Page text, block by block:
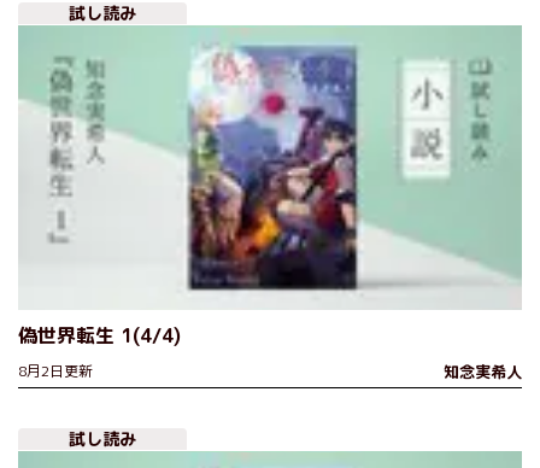
試し読み
偽世界転生 1(4/4)
8月2日更新 知念実希人
試し読み